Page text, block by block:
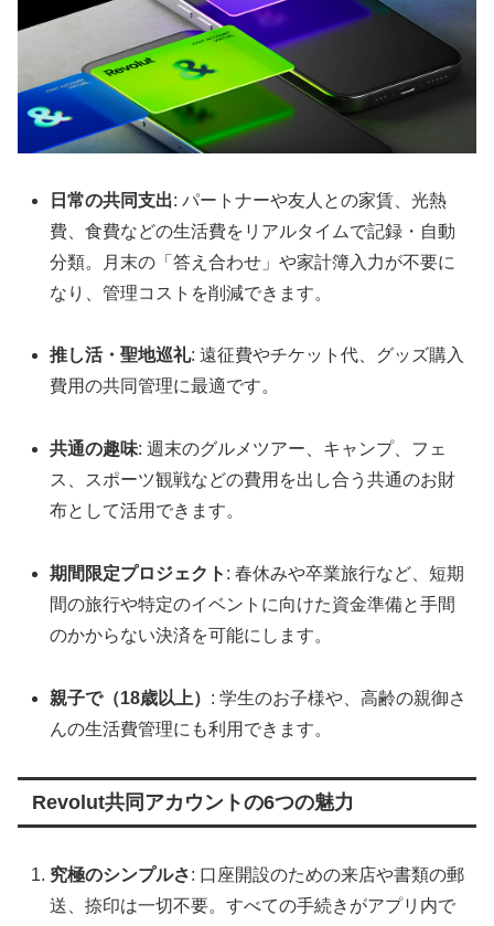
日常の共同支出: パートナーや友人との家賃、光熱
費、食費などの生活費をリアルタイムで記録・自動
分類。月末の「答え合わせ」や家計簿入力が不要に
なり、管理コストを削減できます。
推し活・聖地巡礼: 遠征費やチケット代、グッズ購入
費用の共同管理に最適です。
共通の趣味: 週末のグルメツアー、キャンプ、フェ
ス、スポーツ観戦などの費用を出し合う共通のお財
布として活用できます。
期間限定プロジェクト : 春休みや卒業旅行など、短期
間の旅行や特定のイベントに向けた資金準備と手間
のかからない決済を可能にします。
親子で（18歳以上） : 学生のお子様や、高齢の親御さ
んの生活費管理にも利用できます。
Revolut共同アカウントの6つの魅力
究極のシンプルさ: 口座開設のための来店や書類の郵
送、捺印は一切不要。すべての手続きがアプリ内で